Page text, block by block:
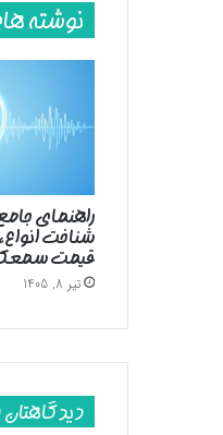
نوشته
راهنمای
شناخت
قیمت سمعک
تیر 8, 1405
دیدگاهتان